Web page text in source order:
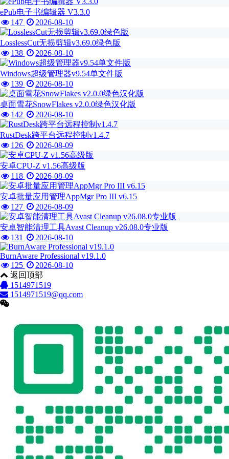
ePub电子书编辑器 V3.3.0
147
2026-08-10
LosslessCut无损剪辑v3.69.0绿色版
138
2026-08-10
Windows超级管理器v9.54单文件版
139
2026-08-10
桌面雪花SnowFlakes v2.0.0绿色汉化版
142
2026-08-10
RustDesk跨平台远程控制v1.4.7
126
2026-08-09
安卓CPU-Z v1.56高级版
118
2026-08-09
安卓批量应用管理AppMgr Pro III v6.15
127
2026-08-09
安卓智能清理工具Avast Cleanup v26.08.0专业版
131
2026-08-10
BurnAware Professional v19.1.0
125
2026-08-10
返回顶部
1514971519
1514971519@qq.com